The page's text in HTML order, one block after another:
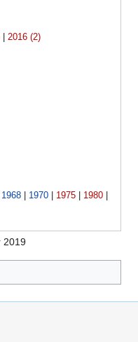
| 2016 (2)
| 1970| 1975| 1980|
2019